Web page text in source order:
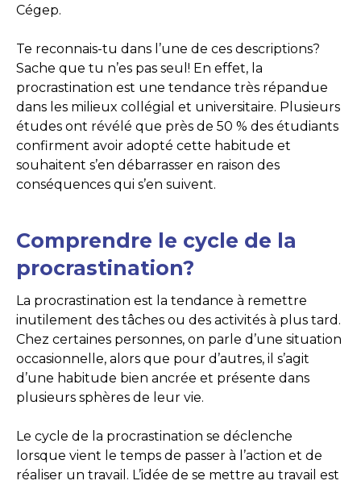
Cégep.
Te reconnais-tu dans l’une de ces descriptions?
Sache que tu n’es pas seul! En effet, la
procrastination est une tendance très répandue
dans les milieux collégial et universitaire. Plusieurs
études ont révélé que près de 50 % des étudiants
confirment avoir adopté cette habitude et
souhaitent s’en débarrasser en raison des
conséquences qui s’en suivent.
Comprendre le cycle de la
procrastination?
La procrastination est la tendance à remettre
inutilement des tâches ou des activités à plus tard.
Chez certaines personnes, on parle d’une situation
occasionnelle, alors que pour d’autres, il s’agit
d’une habitude bien ancrée et présente dans
plusieurs sphères de leur vie.
Le cycle de la procrastination se déclenche
lorsque vient le temps de passer à l’action et de
réaliser un travail. L’idée de se mettre au travail est